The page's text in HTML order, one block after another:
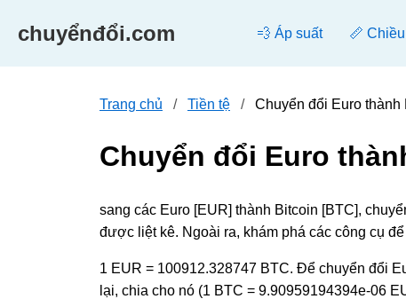
chuyểnđổi.com 💨 Áp suất 📏
Trang chủ Tiền tệ Chuyển đổi Euro
Chuyển đổi Euro
sang các Euro [EUR] thành Bitcoin [BTC],
được liệt kê. Ngoài ra, khám phá các công cụ
1 EUR = 100912.328747 BTC. Để chuyển đổi
lại, chia cho nó (1 BTC = 9.90959194394e-06